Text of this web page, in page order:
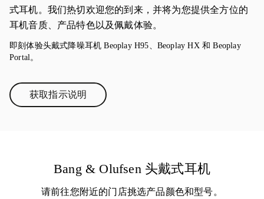
式耳机。我们热切欢迎您的到来，并将为您提供全方位的
耳机音质、产品特色以及佩戴体验。
即刻体验头戴式降噪耳机 Beoplay H95、Beoplay HX 和 Beoplay
Portal。
获取指示说明Link Opens in New Tab
Bang & Olufsen 头戴式耳机
请前往您附近的门店挑选产品颜色和型号。